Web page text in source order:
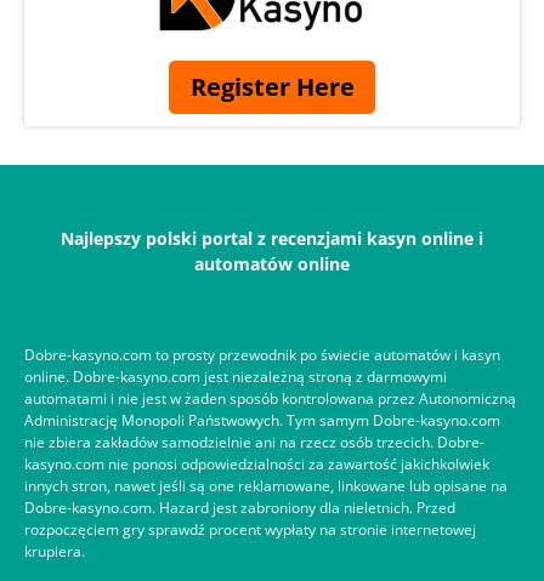
Register Here
Najlepszy polski portal z recenzjami kasyn online i
automatów online
Dobre-kasyno.com to prosty przewodnik po świecie automatów i kasyn
online. Dobre-kasyno.com jest niezależną stroną z darmowymi
automatami i nie jest w żaden sposób kontrolowana przez Autonomiczną
Administrację Monopoli Państwowych. Tym samym Dobre-kasyno.com
nie zbiera zakładów samodzielnie ani na rzecz osób trzecich. Dobre-
kasyno.com nie ponosi odpowiedzialności za zawartość jakichkolwiek
innych stron, nawet jeśli są one reklamowane, linkowane lub opisane na
Dobre-kasyno.com. Hazard jest zabroniony dla nieletnich. Przed
rozpoczęciem gry sprawdź procent wypłaty na stronie internetowej
krupiera.